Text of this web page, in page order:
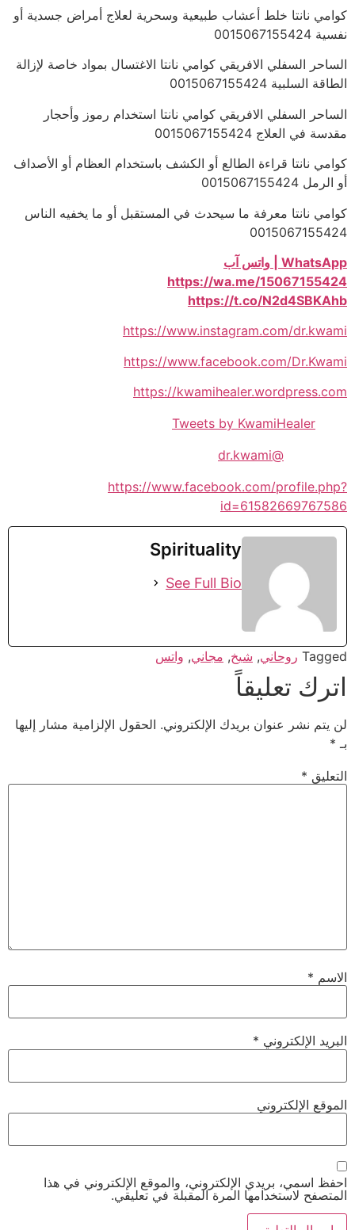
كوامي نانتا خلط أعشاب طبيعية وسحرية لعلاج أمراض جسدية أو
نفسية 0015067155424
الساحر السفلي الافريقي كوامي نانتا الاغتسال بمواد خاصة لإزالة
الطاقة السلبية 0015067155424
الساحر السفلي الافريقي كوامي نانتا استخدام رموز وأحجار
مقدسة في العلاج 0015067155424
كوامي نانتا قراءة الطالع أو الكشف باستخدام العظام أو الأصداف
أو الرمل 0015067155424
كوامي نانتا معرفة ما سيحدث في المستقبل أو ما يخفيه الناس
0015067155424
WhatsApp | واتس آب
https://wa.me/15067155424
https://t.co/N2d4SBKAhb
https://www.instagram.com/dr.kwami
https://www.facebook.com/Dr.Kwami
https://kwamihealer.wordpress.com
Tweets by KwamiHealer
@dr.kwami
https://www.facebook.com/profile.php?
id=61582669767586
Spirituality
See Full Bio
Tagged روحاني, شيخ, مجاني, واتس
اترك تعليقاً
لن يتم نشر عنوان بريدك الإلكتروني. الحقول الإلزامية مشار إليها
بـ *
التعليق *
الاسم *
البريد الإلكتروني *
الموقع الإلكتروني
احفظ اسمي، بريدي الإلكتروني، والموقع الإلكتروني في هذا
المتصفح لاستخدامها المرة المقبلة في تعليقي.